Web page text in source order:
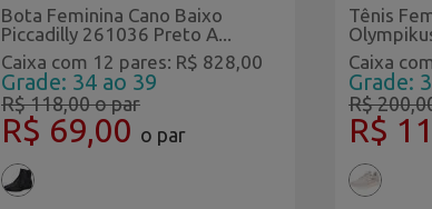
Bota Feminina Cano Baixo
Piccadilly 261036 Preto A...
Caixa com 12 pares: R$ 828,00
Grade: 34 ao 39
R$ 118,00o par
R$ 69,00 o par
Tênis
Caixa
Grade:
R$
R$